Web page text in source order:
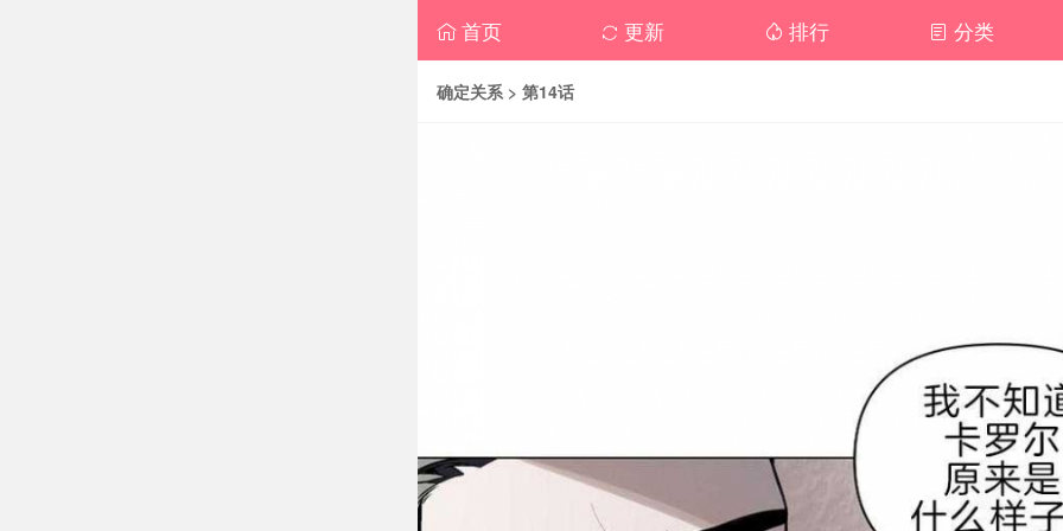
首页 更新 排行 分类
确定关系> 第14话